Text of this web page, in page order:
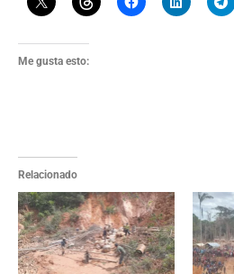
Me gusta esto:
Relacionado